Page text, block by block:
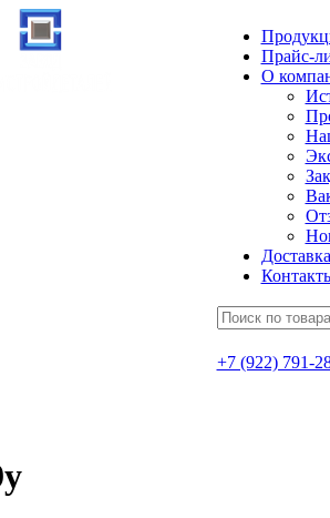
Прайс-
О
Доставка
+7 (922) 791-